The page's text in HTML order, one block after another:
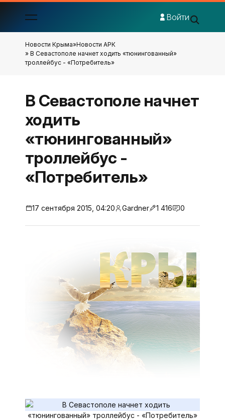
Войти
Новости Крыма»Новости АРК
» В Севастополе начнет ходить «тюнингованный»
троллейбус - «Потребитель»
В Севастополе начнет
ходить
«тюнингованный»
троллейбус -
«Потребитель»
17 сентября 2015, 04:20 Gardner 1 416 0